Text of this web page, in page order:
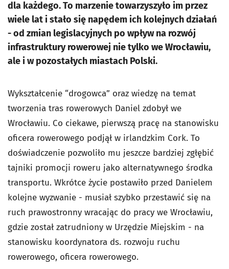
dla każdego. To marzenie towarzyszyło im przez
wiele lat i stało się napędem ich kolejnych działań
- od zmian legislacyjnych po wpływ na rozwój
infrastruktury rowerowej nie tylko we Wrocławiu,
ale i w pozostałych miastach Polski.
Wykształcenie “drogowca” oraz wiedzę na temat
tworzenia tras rowerowych Daniel zdobył we
Wrocławiu. Co ciekawe, pierwszą pracę na stanowisku
oficera rowerowego podjął w irlandzkim Cork. To
doświadczenie pozwoliło mu jeszcze bardziej zgłębić
tajniki promocji roweru jako alternatywnego środka
transportu. Wkrótce życie postawiło przed Danielem
kolejne wyzwanie - musiał szybko przestawić się na
ruch prawostronny wracając do pracy we Wrocławiu,
gdzie został zatrudniony w Urzędzie Miejskim - na
stanowisku koordynatora ds. rozwoju ruchu
rowerowego, oficera rowerowego.